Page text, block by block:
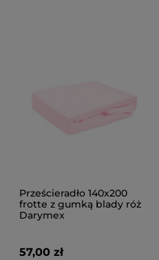
Prześcieradło 140x200
frotte z gumką blady róż
Darymex
57,00 zł